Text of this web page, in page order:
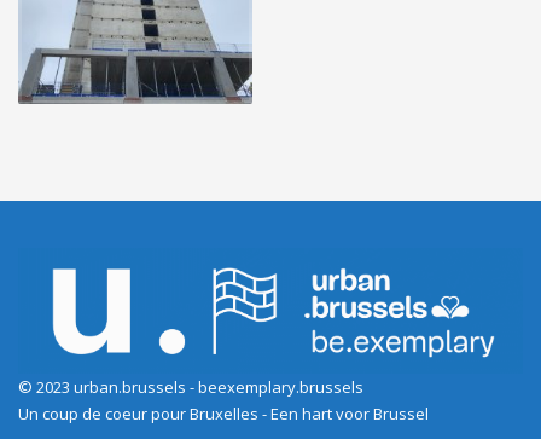
© 2023 urban.brussels - beexemplary.brussels
Un coup de coeur pour Bruxelles - Een hart voor Brussel